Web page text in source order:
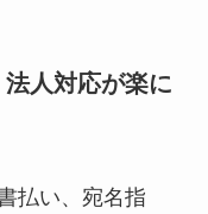
人対応が楽に
払い、宛名指